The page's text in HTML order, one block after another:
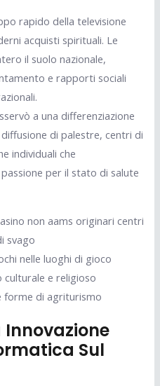
rapido della televisione
acquisti spirituali. Le
il suolo nazionale,
e rapporti sociali
a una differenziazione
di palestre, centri di
individuali che
per il stato di salute
non aams originari centri
svago
nelle luoghi di gioco
e religioso
forme di agriturismo
Innovazione
Sul